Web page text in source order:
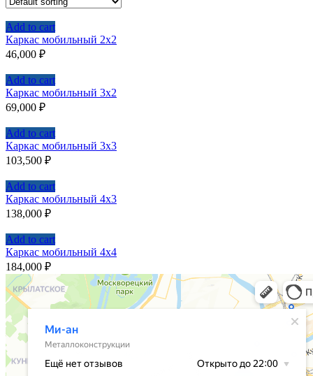
Add to cart
Каркас мобильный 2х2
46,000 ₽
Add to cart
Каркас мобильный 3х2
69,000 ₽
Add to cart
Каркас мобильный 3х3
103,500 ₽
Add to cart
Каркас мобильный 4х3
138,000 ₽
Add to cart
Каркас мобильный 4х4
184,000 ₽